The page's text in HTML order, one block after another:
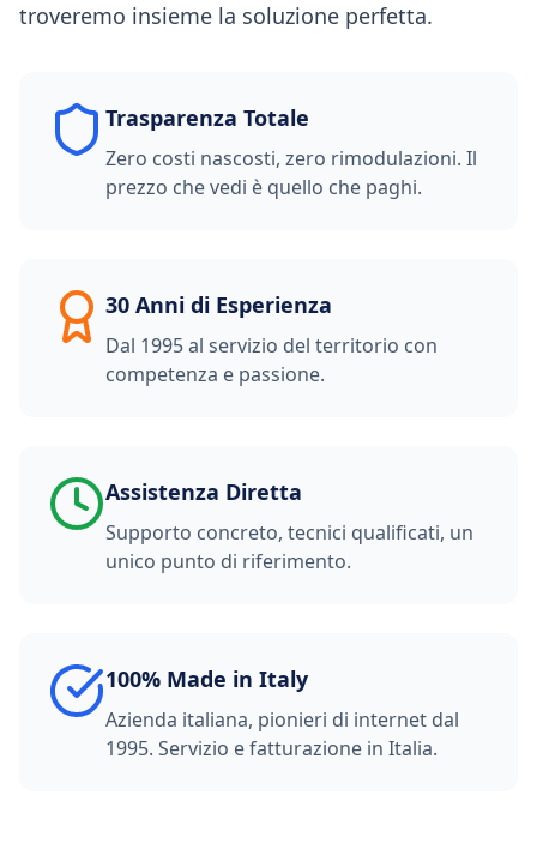
troveremo insieme la soluzione perfetta.
Trasparenza Totale
Zero costi nascosti, zero rimodulazioni. Il
prezzo che vedi è quello che paghi.
30 Anni di Esperienza
Dal 1995 al servizio del territorio con
competenza e passione.
Assistenza Diretta
Supporto concreto, tecnici qualificati, un
unico punto di riferimento.
100% Made in Italy
Azienda italiana, pionieri di internet dal
1995. Servizio e fatturazione in Italia.